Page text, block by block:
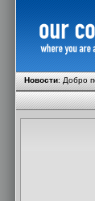
Новости:Добро